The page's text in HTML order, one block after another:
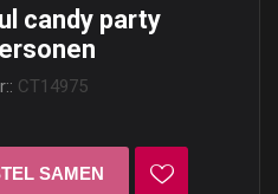
candy party
CT14975